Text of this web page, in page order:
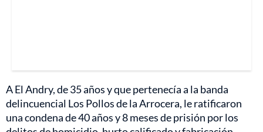
A El Andry, de 35 años y que pertenecía a la banda
delincuencial Los Pollos de la Arrocera, le ratificaron
una condena de 40 años y 8 meses de prisión por los